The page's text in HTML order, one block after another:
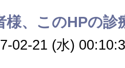
様、このHPの
02-21 (水)